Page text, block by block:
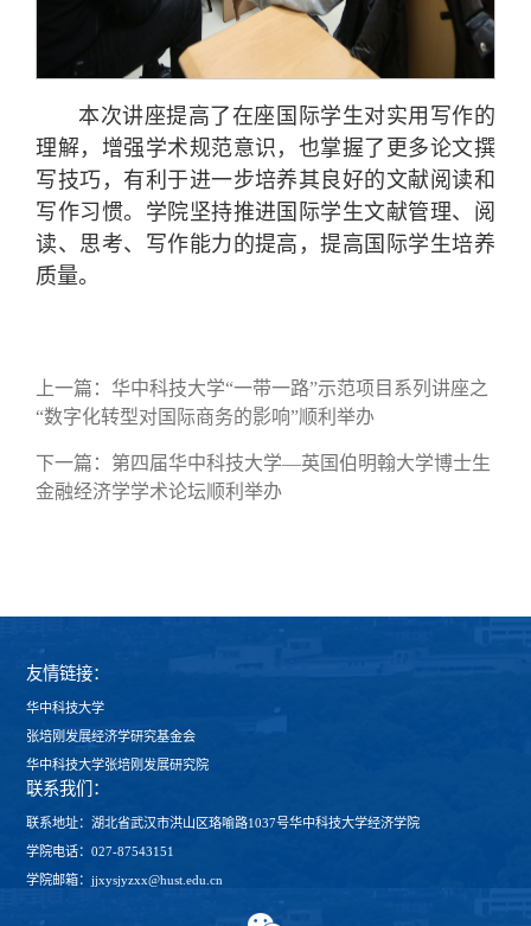
本次讲座提高了在座国际学生对实用写作的
理解，增强学术规范意识，也掌握了更多论文撰
写技巧，有利于进一步培养其良好的文献阅读和
写作习惯。学院坚持推进国际学生文献管理、阅
读、思考、写作能力的提高，提高国际学生培养
质量。
上一篇：华中科技大学“一带一路”示范项目系列讲座之
“数字化转型对国际商务的影响”顺利举办
下一篇： 第四届华中科技大学—英国伯明翰大学博士生
金融经济学学术论坛顺利举办
友情链接：
华中科技大学
张培刚发展经济学研究基金会
华中科技大学张培刚发展研究院
联系我们：
联系地址：湖北省武汉市洪山区珞喻路1037号华中科技大学经济学院
学院电话：027-87543151
学院邮箱：jjxysjyzxx@hust.edu.cn